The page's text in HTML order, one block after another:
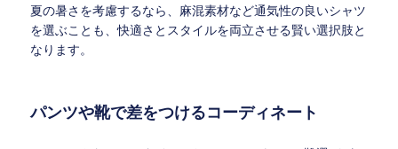
夏の暑さを考慮するなら、麻混素材など通気性の良いシャツ
を選ぶことも、快適さとスタイルを両立させる賢い選択肢と
なります。
パンツや靴で差をつけるコーディネート